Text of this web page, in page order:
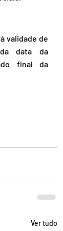
validade de
data da
final da
Ver tudo